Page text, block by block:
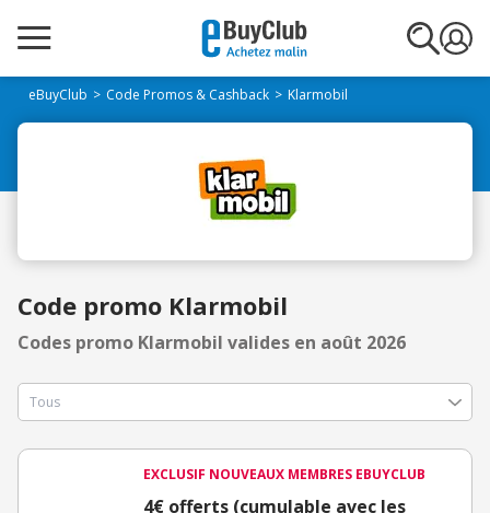
eBuyClub Code Promos & Cashback Klarmobil
Code promo Klarmobil
Codes promo Klarmobil valides en août 2026
EXCLUSIF NOUVEAUX MEMBRES EBUYCLUB
4€ offerts (cumulable avec les